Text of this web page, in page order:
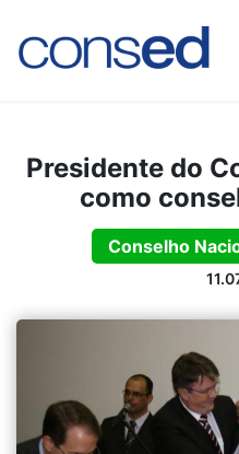
Presidente do
como
Conselho